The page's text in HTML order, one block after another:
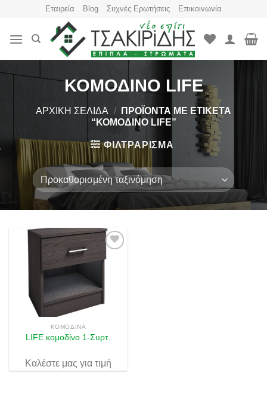
content
Εταιρεία Blog Συχνές Ερωτήσεις Επικοινωνία
ΚΟΜΟΔΙΝΟ LIFE
ΑΡΧΙΚΉ ΣΕΛΊΔΑ /
ΠΡΟΪΌΝΤΑ ΜΕ ΕΤΙΚΈΤΑ
“ΚΟΜΟΔΙΝΟ LIFE”
ΦΙΛΤΡΆΡΙΣΜΑ
στην λίστα
επιθυμιών
ΚΟΜΟΔΊΝΑ
LIFE κομοδίνο 1-Συρτ.
Καλέστε μας για τιμή